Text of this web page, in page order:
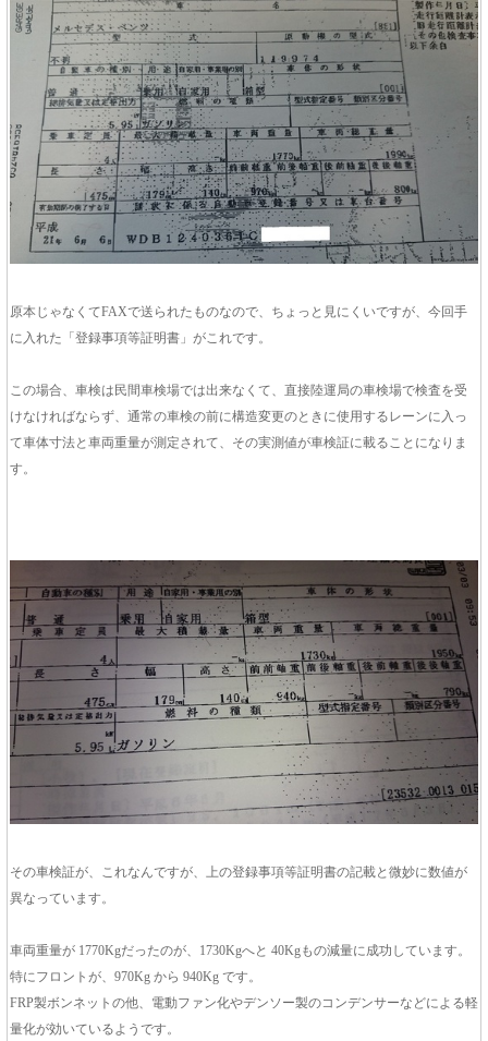
原本じゃなくてFAXで送られたものなので、ちょっと見にくいですが、今回手
に入れた「登録事項等証明書」がこれです。
この場合、車検は民間車検場では出来なくて、直接陸運局の車検場で検査を受
けなければならず、通常の車検の前に構造変更のときに使用するレーンに入っ
て車体寸法と車両重量が測定されて、その実測値が車検証に載ることになりま
す。
その車検証が、これなんですが、上の登録事項等証明書の記載と微妙に数値が
異なっています。
車両重量が 1770Kgだったのが、1730Kgへと 40Kgもの減量に成功しています。
特にフロントが、970Kg から 940Kg です。
FRP製ボンネットの他、電動ファン化やデンソー製のコンデンサーなどによる軽
量化が効いているようです。